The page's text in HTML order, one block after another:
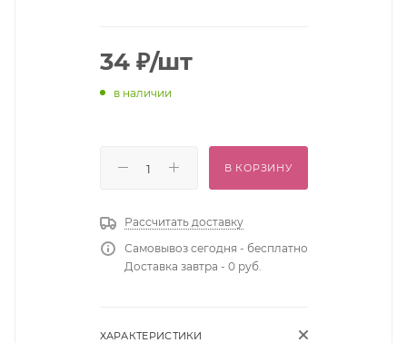
34₽/шт
в наличии
В КОРЗИНУ
Рассчитать доставку
Самовывоз сегодня - бесплатно
Доставка завтра - 0 руб.
ХАРАКТЕРИСТИКИ